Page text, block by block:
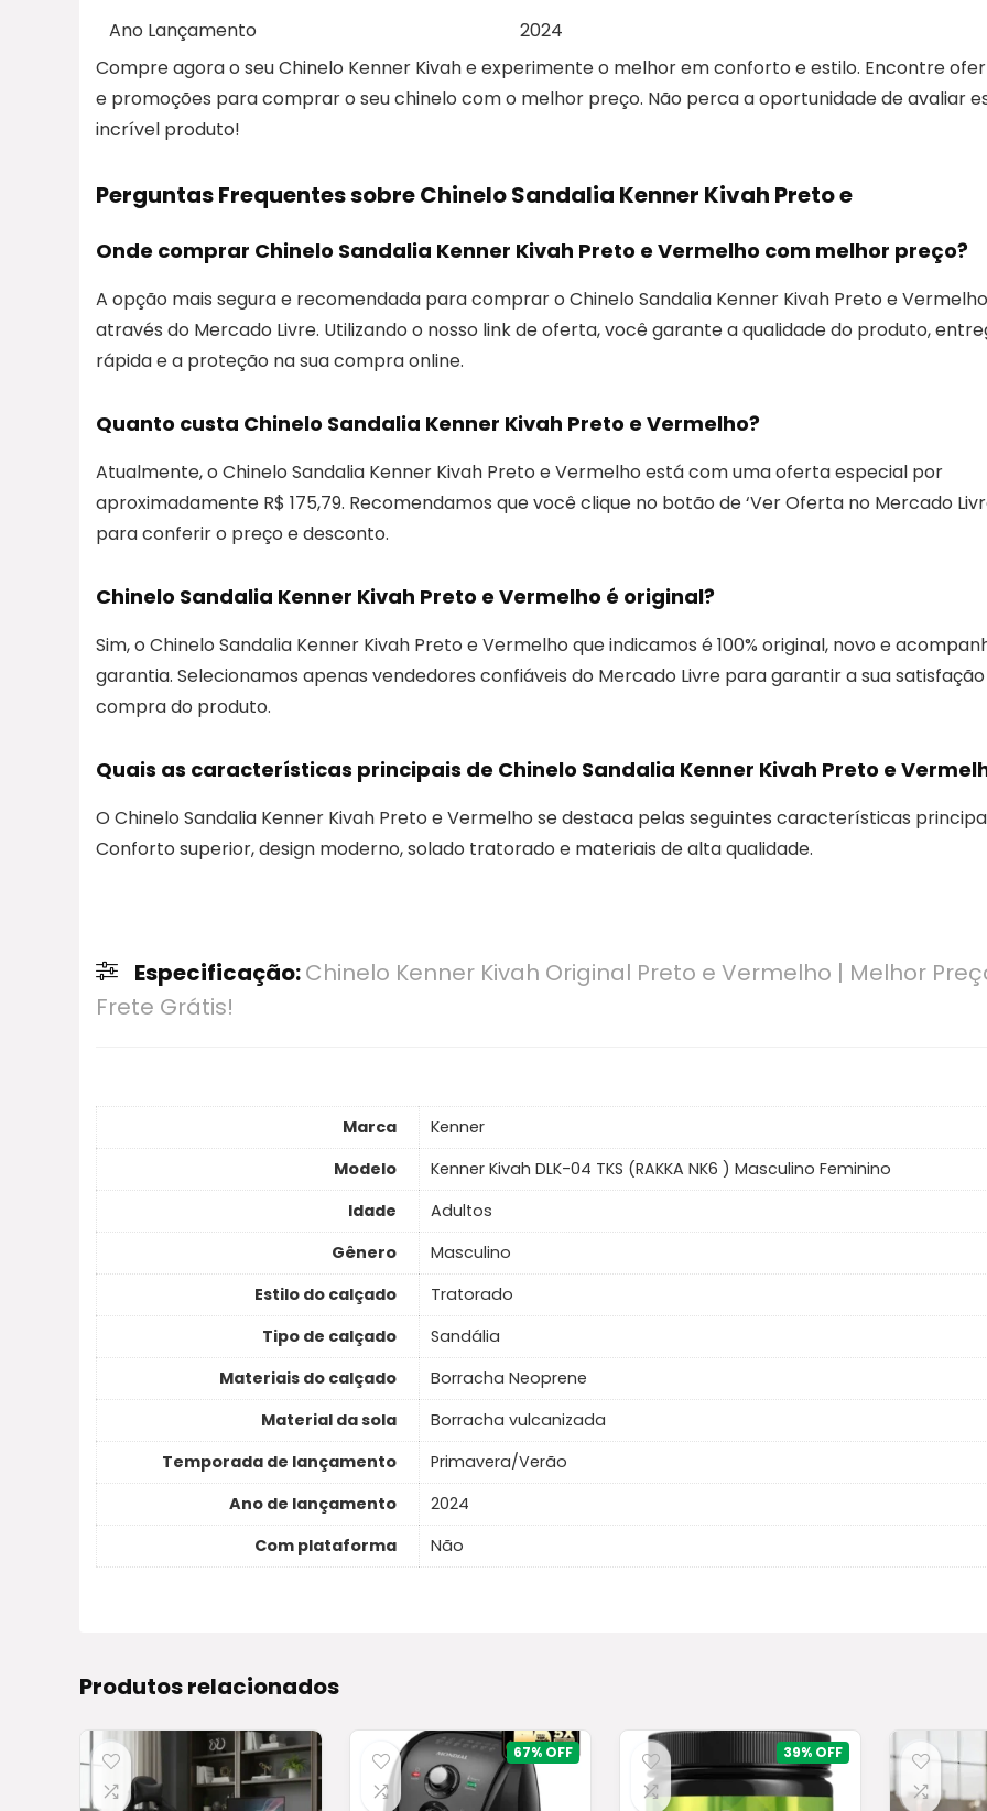
Ano Lançamento
2024
Compre agora o seu Chinelo Kenner Kivah e experimente o melhor em conforto e estilo. Encontre
e promoções para comprar o seu chinelo com o melhor preço. Não perca a oportunidade de avaliar
incrível produto!
Perguntas Frequentes sobre Chinelo Sandalia Kenner Kivah Preto e
Onde comprar Chinelo Sandalia Kenner Kivah Preto e Vermelho com melhor preço?
A opção mais segura e recomendada para comprar o Chinelo Sandalia Kenner Kivah Preto e
através do Mercado Livre. Utilizando o nosso link de oferta, você garante a qualidade do produto,
rápida e a proteção na sua compra online.
Quanto custa Chinelo Sandalia Kenner Kivah Preto e Vermelho?
Atualmente, o Chinelo Sandalia Kenner Kivah Preto e Vermelho está com uma oferta especial por
aproximadamente R$ 175,79. Recomendamos que você clique no botão de ‘Ver Oferta no Mercado
para conferir o preço e desconto.
Chinelo Sandalia Kenner Kivah Preto e Vermelho é original?
Sim, o Chinelo Sandalia Kenner Kivah Preto e Vermelho que indicamos é 100% original, novo e
garantia. Selecionamos apenas vendedores confiáveis do Mercado Livre para garantir a sua
compra do produto.
Quais as características principais de Chinelo Sandalia Kenner Kivah Preto e
O Chinelo Sandalia Kenner Kivah Preto e Vermelho se destaca pelas seguintes características
Conforto superior, design moderno, solado tratorado e materiais de alta qualidade.
Especificação:Chinelo Kenner Kivah Original Preto e Vermelho | Melhor
Frete Grátis!
Marca
Kenner
Modelo
Kenner Kivah DLK-04 TKS (RAKKA NK6 ) Masculino Feminino
Idade
Adultos
Gênero
Masculino
Estilo do calçado
Tratorado
Tipo de calçado
Sandália
Materiais do calçado
Borracha Neoprene
Material da sola
Borracha vulcanizada
Temporada de lançamento
Primavera/Verão
Ano de lançamento
2024
Com plataforma
Não
Produtos relacionados
67% 39%